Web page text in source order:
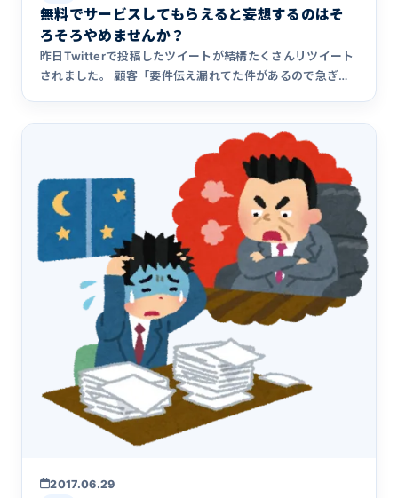
無料でサービスしてもらえると妄想するのはそ
ろそろやめませんか？
昨日Twitterで投稿したツイートが結構たくさんリツイート
されました。 顧客「要件伝え漏れてた件があるので急ぎお
2017.06.29